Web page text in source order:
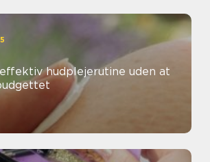
hudplejerutine uden at